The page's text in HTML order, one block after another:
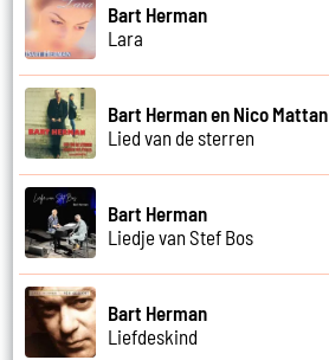
Bart Herman
Lara
Bart Herman en Nico Mattan
Lied van de sterren
Bart Herman
Liedje van Stef Bos
Bart Herman
Liefdeskind